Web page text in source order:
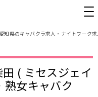
愛知県のキャバクラ求人・ナイトワーク
( ミセスジェイ
女キャバク